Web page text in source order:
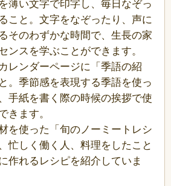
薄い文字で印字し、毎日なぞっ
こと。文字をなぞったり、声に
そのわずかな時間で、生長の家
ンスを学ぶことができます。
レンダーページに「季語の紹
。季節感を表現する季語を使っ
手紙を書く際の時候の挨拶で使
きます。
を使った「旬のノーミートレシ
忙しく働く人、料理をしたこと
作れるレシピを紹介していま